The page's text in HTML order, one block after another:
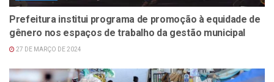
Prefeitura institui programa de promoção à equidade de
gênero nos espaços de trabalho da gestão municipal
27 DE MARÇO DE 2024